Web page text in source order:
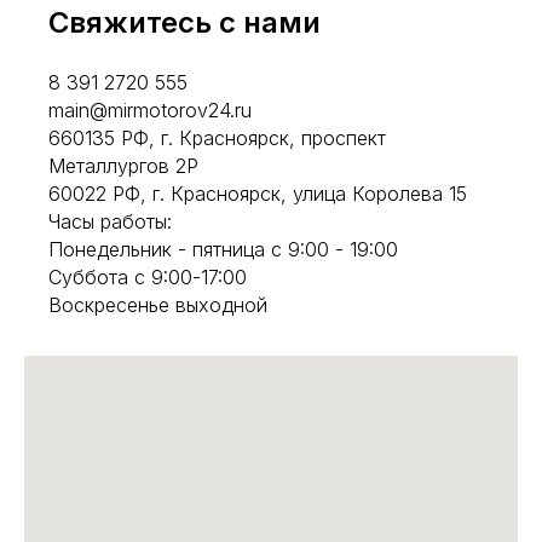
Свяжитесь с нами
8 391 2720 555
main@mirmotorov24.ru
660135 РФ, г. Красноярск, проспект
Металлургов 2Р
60022 РФ, г. Красноярск, улица Королева 15
Часы работы:
Понедельник - пятница с 9:00 - 19:00
Суббота с 9:00-17:00
Воскресенье выходной